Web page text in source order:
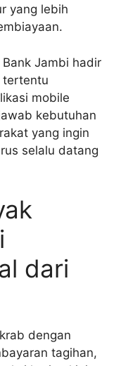
yang lebih
Jambi hadir
tertentu
mobile
kebutuhan
yang ingin
selalu datang
dari
dengan
tagihan,